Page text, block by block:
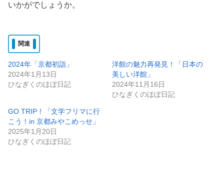
いかがでしょうか。
関連
2024年「京都初詣」
2024年1月13日
ひなぎくのほぼ日記
洋館の魅力再発見！「日本の
美しい洋館」
2024年11月16日
ひなぎくのほぼ日記
GO TRIP！「文学フリマに行
こう！in 京都みやこめっせ」
2025年1月20日
ひなぎくのほぼ日記